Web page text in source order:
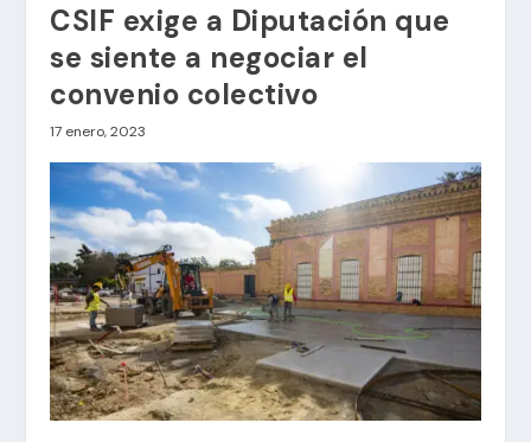
CSIF exige a Diputación que
se siente a negociar el
convenio colectivo
17 enero, 2023